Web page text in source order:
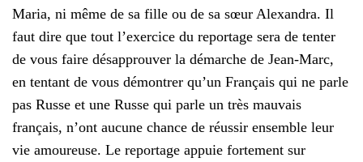
Maria, ni même de sa fille ou de sa sœur Alexandra. Il
faut dire que tout l’exercice du reportage sera de tenter
de vous faire désapprouver la démarche de Jean-Marc,
en tentant de vous démontrer qu’un Français qui ne parle
pas Russe et une Russe qui parle un très mauvais
français, n’ont aucune chance de réussir ensemble leur
vie amoureuse. Le reportage appuie fortement sur